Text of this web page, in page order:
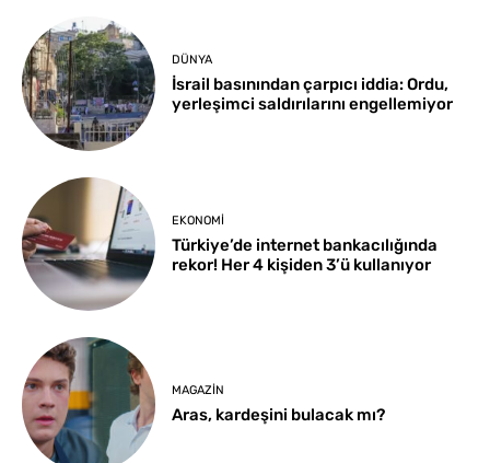
DÜNYA
İsrail basınından çarpıcı iddia: Ordu,
yerleşimci saldırılarını engellemiyor
EKONOMI
Türkiye’de internet bankacılığında
rekor! Her 4 kişiden 3’ü kullanıyor
MAGAZIN
Aras, kardeşini bulacak mı?